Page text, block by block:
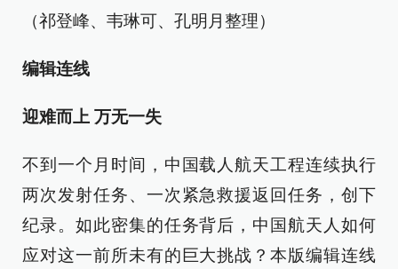
（祁登峰、韦琳可、孔明月整理）
编辑连线
迎难而上 万无一失
不到一个月时间，中国载人航天工程连续执行
两次发射任务、一次紧急救援返回任务，创下
纪录。如此密集的任务背后，中国航天人如何
应对这一前所未有的巨大挑战？本版编辑连线